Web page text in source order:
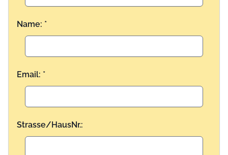
Name: *
Email: *
Strasse/HausNr.: